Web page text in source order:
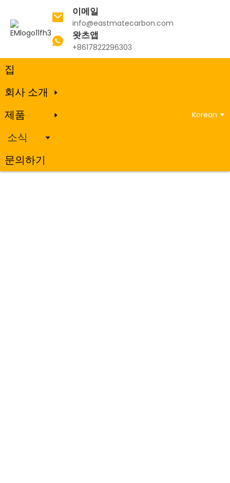
이메일
info@eastmatecarbon.com
왓츠앱
+8617822296303
집
회사 소개
제품
소식
문의하기
Korean
소식